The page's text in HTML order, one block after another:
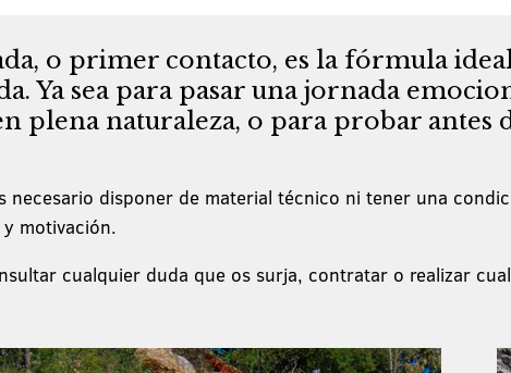
o primer contacto, es la fórmula
Ya sea para pasar una jornada
plena naturaleza, o para probar antes
necesario disponer de material técnico ni tener una
motivación.
cualquier duda que os surja, contratar o realizar